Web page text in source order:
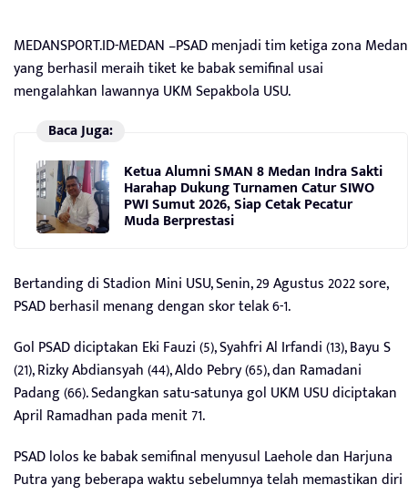
MEDANSPORT.ID-MEDAN –PSAD menjadi tim ketiga zona Medan
yang berhasil meraih tiket ke babak semifinal usai
mengalahkan lawannya UKM Sepakbola USU.
Baca Juga:
Ketua Alumni SMAN 8 Medan Indra Sakti
Harahap Dukung Turnamen Catur SIWO
PWI Sumut 2026, Siap Cetak Pecatur
Muda Berprestasi
Bertanding di Stadion Mini USU, Senin, 29 Agustus 2022 sore,
PSAD berhasil menang dengan skor telak 6-1.
Gol PSAD diciptakan Eki Fauzi (5), Syahfri Al Irfandi (13), Bayu S
(21), Rizky Abdiansyah (44), Aldo Pebry (65), dan Ramadani
Padang (66). Sedangkan satu-satunya gol UKM USU diciptakan
April Ramadhan pada menit 71.
PSAD lolos ke babak semifinal menyusul Laehole dan Harjuna
Putra yang beberapa waktu sebelumnya telah memastikan diri